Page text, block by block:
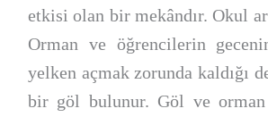
etkisi olan bir mekândır. Okul
Orman ve öğrencilerin
yelken açmak zorunda kaldığı
bir göl bulunur. Göl ve